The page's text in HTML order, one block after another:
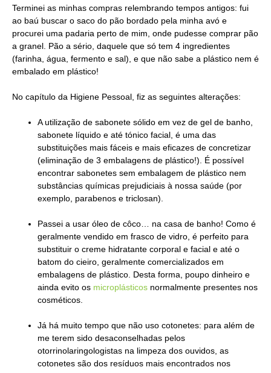
Terminei as minhas compras relembrando tempos antigos: fui
ao baú buscar o saco do pão bordado pela minha avó e
procurei uma padaria perto de mim, onde pudesse comprar pão
a granel. Pão a sério, daquele que só tem 4 ingredientes
(farinha, água, fermento e sal), e que não sabe a plástico nem é
embalado em plástico!
No capítulo da Higiene Pessoal, fiz as seguintes alterações:
A utilização de sabonete sólido em vez de gel de banho,
sabonete líquido e até tónico facial, é uma das
substituições mais fáceis e mais eficazes de concretizar
(eliminação de 3 embalagens de plástico!). É possível
encontrar sabonetes sem embalagem de plástico nem
substâncias químicas prejudiciais à nossa saúde (por
exemplo, parabenos e triclosan).
Passei a usar óleo de côco… na casa de banho! Como é
geralmente vendido em frasco de vidro, é perfeito para
substituir o creme hidratante corporal e facial e até o
batom do cieiro, geralmente comercializados em
embalagens de plástico. Desta forma, poupo dinheiro e
ainda evito os microplásticos normalmente presentes nos
cosméticos.
Já há muito tempo que não uso cotonetes: para além de
me terem sido desaconselhadas pelos
otorrinolaringologistas na limpeza dos ouvidos, as
cotonetes são dos resíduos mais encontrados nos